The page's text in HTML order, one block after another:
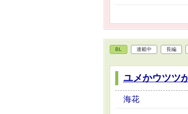
BL 連載中 長編
ユメかウツツ
海花